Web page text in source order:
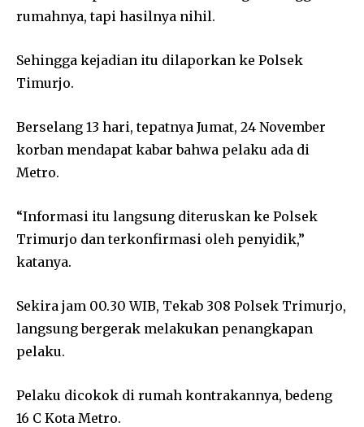
rumahnya, tapi hasilnya nihil.
Sehingga kejadian itu dilaporkan ke Polsek
Timurjo.
Berselang 13 hari, tepatnya Jumat, 24 November
korban mendapat kabar bahwa pelaku ada di
Metro.
“Informasi itu langsung diteruskan ke Polsek
Trimurjo dan terkonfirmasi oleh penyidik,”
katanya.
Sekira jam 00.30 WIB, Tekab 308 Polsek Trimurjo,
langsung bergerak melakukan penangkapan
pelaku.
Pelaku dicokok di rumah kontrakannya, bedeng
16 C Kota Metro.